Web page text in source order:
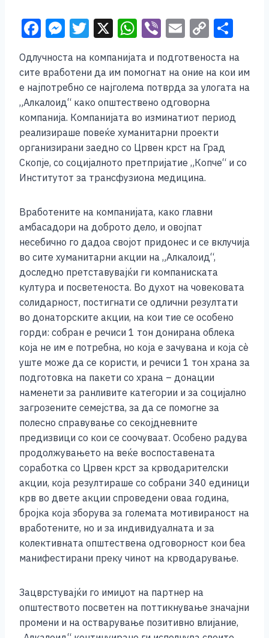
F
c
e
b
o
o
k
M
ss
e
n
g
er
T
tt
er
X W
at
s
A
p
p
Vi
er
E
ai
l
C
p
y
Li
n
k
ar
e
Одлучноста на компанијата и подготвеноста на
сите вработени да им помогнат на оние на кои им
е најпотребно се најголема потврда за улогата на
„Алкалоид“ како општествено одговорна
компанија. Компанијата во изминатиот период
реализираше повеќе хуманитарни проекти
организирани заедно со Црвен крст на Град
Скопје, со социјалното претпријатие „Копче“ и со
Институтот за трансфузиона медицина.
Вработените на компанијата, како главни
амбасадори на доброто дело, и овојпат
несебично го дадоа својот придонес и се вклучија
во сите хуманитарни акции на „Алкалоид“,
доследно претставувајќи ги компаниската
култура и посветеноста. Во духот на човековата
солидарност, постигнати се одлични резултати
во донаторските акции, на кои тие се особено
горди: собран е речиси 1 тон донирана облека
која не им е потребна, но која е зачувана и која сѐ
уште може да се користи, и речиси 1 тон храна за
подготовка на пакети со храна – донации
наменети за ранливите категории и за социјално
загрозените семејства, за да се помогне за
полесно справување со секојдневните
предизвици со кои се соочуваат. Особено радува
продолжувањето на веќе воспоставената
соработка со Црвен крст за крводарителски
акции, која резултираше со собрани 340 единици
крв во двете акции спроведени оваа година,
бројка која зборува за големата мотивираност на
вработените, но и за индивидуалната и за
колективната општествена одговорност кои беа
манифестирани преку чинот на крводарување.
Зацврстувајќи го имиџот на партнер на
општеството посветен на поттикнување значајни
промени и на остварување позитивно влијание,